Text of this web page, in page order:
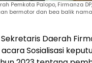
Pemkota Palopo, Firmanza
bermotor dan bea balik
Sekretaris Daerah
Sosialisasi